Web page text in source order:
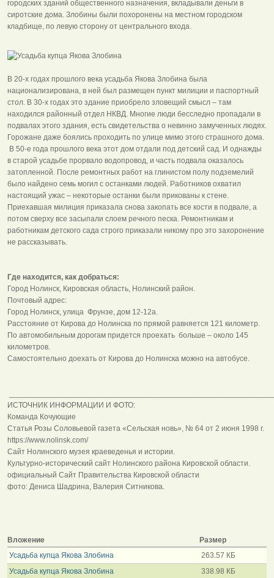
городских зданий общественного назначения, вкладывали деньги в
сиротские дома. Злобины были похоронены на местном городском
кладбище, по левую сторону от центрального входа.
В 20-х годах прошлого века усадьба Якова Злобина была
национализирована, в ней был размещен пункт милиции и паспортный
стол. В 30-х годах это здание приобрело зловещий смысл – там
находился районный отдел НКВД. Многие люди бесследно пропадали в
подвалах этого здания, есть свидетельства о невинно замученных людях.
Горожане даже боялись проходить по улице мимо этого страшного дома.
В 50-е года прошлого века этот дом отдали под детский сад. И однажды
в старой усадьбе прорвало водопровод, и часть подвала оказалось
затопленной. После ремонтных работ на глинистом полу подземелий
было найдено семь могил с останками людей. Работников охватил
настоящий ужас – некоторые останки были прикованы к стене.
Приехавшая милиция приказала снова закопать все кости в подвале, а
потом сверху все засыпали слоем речного песка. Ремонтникам и
работникам детского сада строго приказали никому про это захоронение
не рассказывать.
Где находится, как добраться:
Город Нолинск, Кировская область, Нолинский район.
Почтовый адрес:
Город Нолинск, улица Фрунзе, дом 12-12а.
Расстояние от Кирова до Нолинска по прямой равняется 121 километр.
По автомобильным дорогам придется проехать больше – около 145
километров.
Самостоятельно доехать от Кирова до Нолинска можно на автобусе.
ИСТОЧНИК ИНФОРМАЦИИ И ФОТО:
Команда Кочующие
Статья Розы Соловьевой газета «Сельская новь», № 64 от 2 июня 1998 г.
https://www.nolinsk.com/
Сайт Нолинского музея краеведенья и истории.
Культурно-исторический сайт Нолинского района Кировской области.
официальный Сайт Правительства Кировской области
фото: Дениса Шадрина, Валерия Ситникова.
Вложение
Размер
Усадьба купца Якова Злобина
263.57 КБ
Усадьба купца Якова Злобина
338.98 КБ